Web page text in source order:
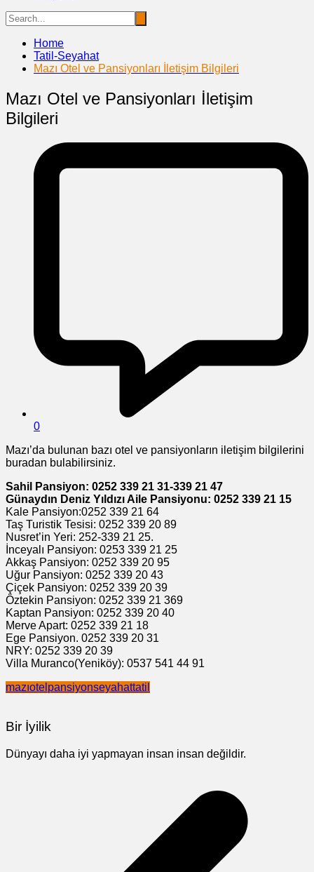
Home
Tatil-Seyahat
Mazı Otel ve Pansiyonları İletişim Bilgileri
Mazı Otel ve Pansiyonları İletişim
Bilgileri
0
Mazı’da bulunan bazı otel ve pansiyonların iletişim bilgilerini
buradan bulabilirsiniz.
Sahil Pansiyon: 0252 339 21 31-339 21 47
Günaydın Deniz Yıldızı Aile Pansiyonu: 0252 339 21 15
Kale Pansiyon:0252 339 21 64
Taş Turistik Tesisi: 0252 339 20 89
Nusret’in Yeri: 252-339 21 25.
İnceyalı Pansiyon: 0253 339 21 25
Akkaş Pansiyon: 0252 339 20 95
Uğur Pansiyon: 0252 339 20 43
Çiçek Pansiyon: 0252 339 20 39
Öztekin Pansiyon: 0252 339 21 369
Kaptan Pansiyon: 0252 339 20 40
Merve Apart: 0252 339 21 18
Ege Pansiyon. 0252 339 20 31
NRY: 0252 339 20 39
Villa Muranco(Yeniköy): 0537 541 44 91
mazıotel pansiyonseyahattatil
Bir İyilik
Dünyayı daha iyi yapmayan insan insan değildir.